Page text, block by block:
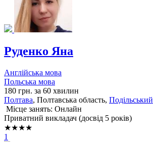
Руденко Яна
Англійська мова
Польська мова
180 грн. за 60 хвилин
Полтава, Полтавська область, Подільський
Місце занять: Онлайн
Приватний викладач (досвід 5 років)
★★★★
1